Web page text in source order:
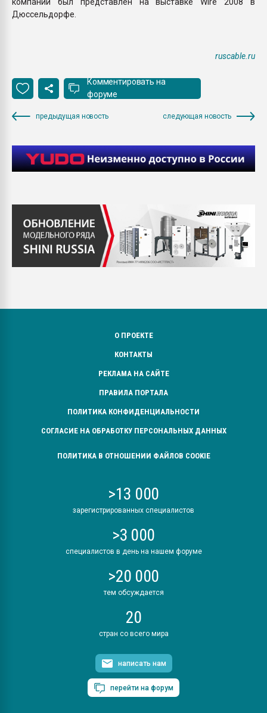
Дюссельдорфе.
ruscable.ru
Комментировать на
форуме
предыдущая новость следующая новость
О ПРОЕКТЕ
КОНТАКТЫ
РЕКЛАМА НА САЙТЕ
ПРАВИЛА ПОРТАЛА
ПОЛИТИКА КОНФИДЕНЦИАЛЬНОСТИ
СОГЛАСИЕ НА ОБРАБОТКУ ПЕРСОНАЛЬНЫХ ДАННЫХ
ПОЛИТИКА В ОТНОШЕНИИ ФАЙЛОВ COOKIE
>13 000
зарегистрированных специалистов
>3 000
специалистов в день на нашем форуме
>20 000
тем обсуждается
20
стран со всего мира
написать нам
перейти на форум